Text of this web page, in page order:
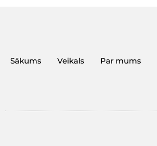
Sākums Veikals Par mums